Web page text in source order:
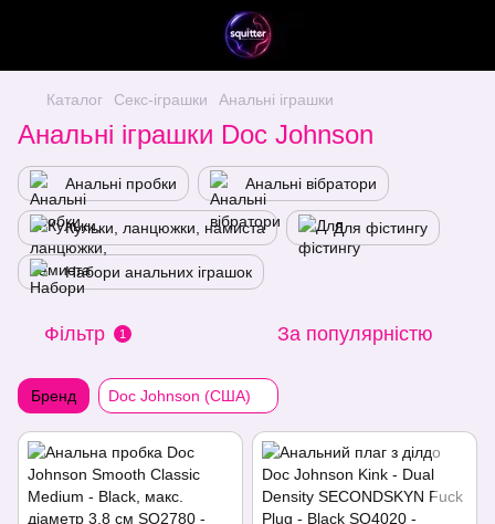
Каталог Секс-іграшки Анальні іграшки
Анальні іграшки Doc Johnson
Анальні пробки Анальні вібратори
Кульки, ланцюжки, намиста Для фістингу
Набори анальних іграшок
Фільтр 1 За популярністю
Бренд Doc Johnson (США)